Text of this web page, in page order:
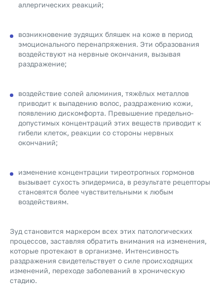
аллергических реакций;
возникновение зудящих бляшек на коже в период
эмоционального перенапряжения. Эти образования
воздействуют на нервные окончания, вызывая
раздражение;
воздействие солей алюминия, тяжёлых металлов
приводит к выпадению волос, раздражению кожи,
появлению дискомфорта. Превышение предельно-
допустимых концентраций этих веществ приводит к
гибели клеток, реакции со стороны нервных
окончаний;
изменение концентрации тиреотропных гормонов
вызывает сухость эпидермиса, в результате рецепторы
становятся более чувствительными к любым
воздействиям.
Зуд становится маркером всех этих патологических
процессов, заставляя обратить внимания на изменения,
которые протекают в организме. Интенсивность
раздражения свидетельствует о силе происходящих
изменений, переходе заболеваний в хроническую
стадию.